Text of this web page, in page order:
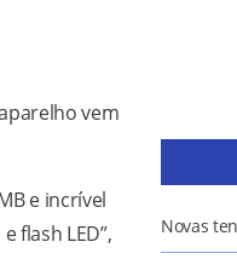
vem
e incrível
flash LED”,
Novas